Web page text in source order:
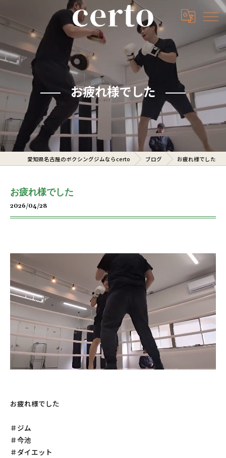
お疲れ様でした
愛知県名古屋のボクシングジムならcerto ブログ お疲れ様でした
お疲れ様でした
2026/04/28
お疲れ様でした
＃ジム
＃今池
＃ダイエット